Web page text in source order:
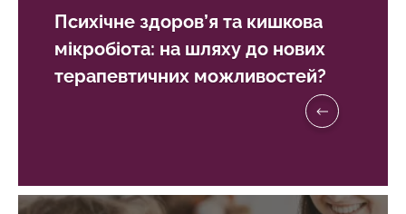
Психічне здоров’я та кишкова
мікробіота: на шляху до нових
терапевтичних можливостей?